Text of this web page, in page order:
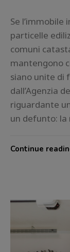
Se l’immobile
particelle
comuni
mantengono
siano unite di
dall’Agenzia
riguardante
un defunto:
Continue